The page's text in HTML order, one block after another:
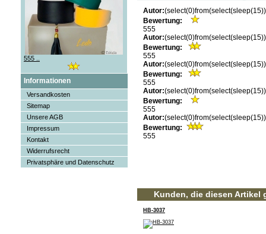
555 ..
Informationen
Versandkosten
Sitemap
Unsere AGB
Impressum
Kontakt
Widerrufsrecht
Privatsphäre und Datenschutz
Autor:
Bewertung:
555
Autor:
Bewertung:
555
Autor:
Bewertung:
555
Autor:
Bewertung:
555
Autor:
Bewertung:
555
Kunden, die diesen Artikel
HB-3037